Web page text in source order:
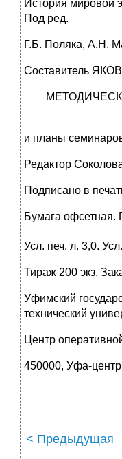
История мировой
Под ред.
Г.Б. Поляка, А.Н.
Составитель
и планы
Редактор
Подписано в
Бумага офсетная.
Усл. печ. л. 3,0.
Тираж 200 экз.
Уфимский
технический
Центр
450000, Уфа-
< Предыдущая